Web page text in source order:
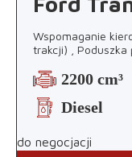
Wspomaganie
trakcji) ,
2200 cm³
Diesel
do negocjacji